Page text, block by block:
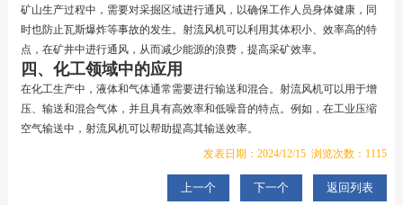
矿山生产过程中，需要对采掘区域进行通风，以确保工作人员身体健康，同
时也防止瓦斯爆炸等事故的发生。射流风机可以利用其体积小、效率高的特
点，在矿井中进行通风，从而减少能源的浪费，提高采矿效率。
四、化工领域中的应用
在化工生产中，液体和气体通常需要进行输送和混合。射流风机可以用于增
压、输送和混合气体，并且具有高效率和低噪音的特点。例如，在工业压缩
空气输送中，射流风机可以帮助提高其输送效率。
发表日期：2024/12/15 浏览次数：1115
上一个 下一个 返回列表